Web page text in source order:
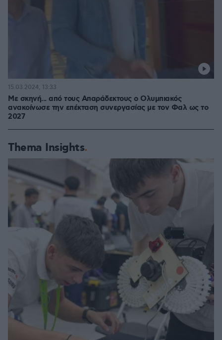
Με σκηνή... από τους Απαράδεκτους ο Ολυμπιακός
ανακοίνωσε την επέκταση συνεργασίας με τον Φαλ ως το
2027
15.03.2024, 13:33
Thema Insights